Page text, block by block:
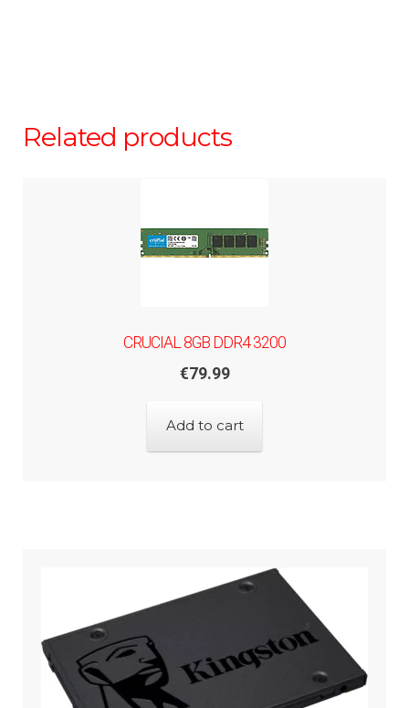
Related products
CRUCIAL 8GB DDR4 3200
€79.99
Add to cart